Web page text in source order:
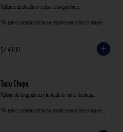
Rellenos de choclo en salsa de langostinos.
*Nuestros precios están expresados en soles e incluyen
S/ 49.00
Tacu Chupe
Relleno de langostinos y bañado en salsa de chupe.
*Nuestros precios están expresados en soles e incluyen